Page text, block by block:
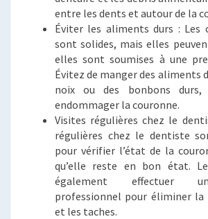
entre les dents et autour de la
Éviter les aliments durs : Les
sont solides, mais elles
elles sont soumises à une
Évitez de manger des aliments
noix ou des bonbons durs,
endommager la couronne.
Visites régulières chez le
régulières chez le dentiste
pour vérifier l’état de la
qu’elle reste en bon état.
également effectuer
professionnel pour éliminer la
et les taches.